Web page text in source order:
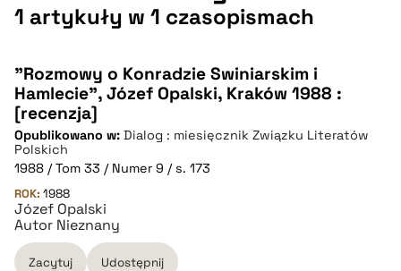
1 artykuły w 1 czasopismach
"Rozmowy o Konradzie Swiniarskim i
Hamlecie”, Józef Opalski, Kraków 1988 :
[recenzja]
Opublikowano w: Dialog : miesięcznik Związku Literatów
Polskich
1988 / Tom 33 / Numer 9 / s. 173
ROK: 1988
Józef Opalski
Autor Nieznany
Zacytuj Udostępnij